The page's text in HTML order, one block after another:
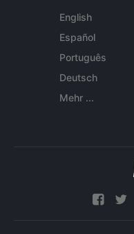
English
Español
Português
Deutsch
Mehr ...